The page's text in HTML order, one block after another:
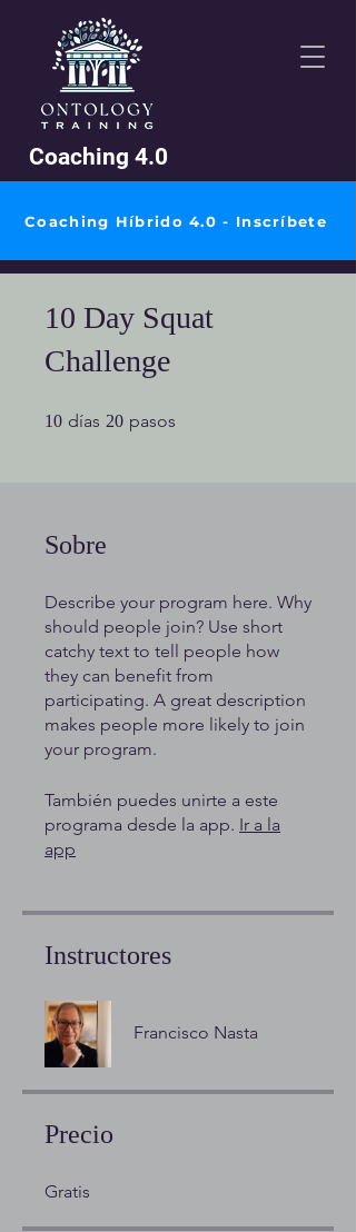
Coaching 4.0
Coaching Híbrido 4.0 - Inscríbete
10 Day Squat
Challenge
10 días 10 días
20 pasos
Sobre
Describe your program here. Why
should people join? Use short
catchy text to tell people how
they can benefit from
participating. A great description
makes people more likely to join
your program.
También puedes unirte a este
programa desde la app. Ir a la
app
Instructores
Francisco Nasta
Precio
Gratis